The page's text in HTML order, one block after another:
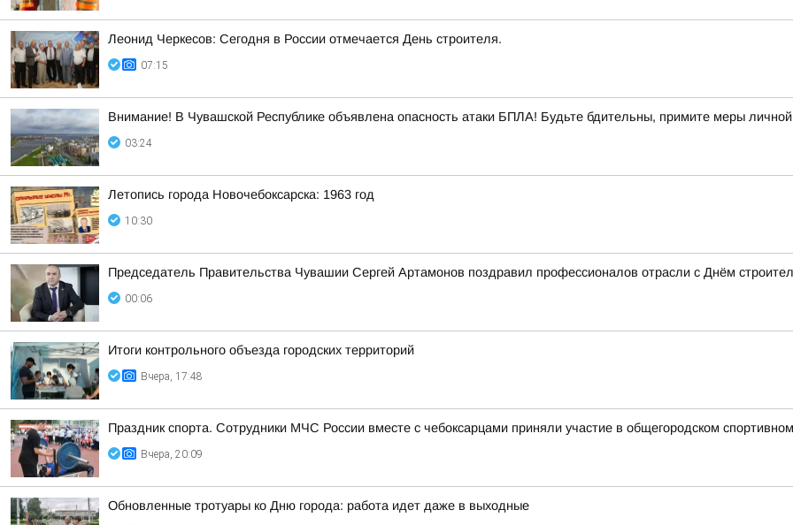
Леонид Черкесов: Сегодня в России отмечается День строителя.
07:15
Внимание! В Чувашской Республике объявлена опасность атаки БПЛА! Будьте бдительны, примите меры личной
03:24
Летопись города Новочебоксарска: 1963 год
10:30
Председатель Правительства Чувашии Сергей Артамонов поздравил профессионалов отрасли с Днём
00:06
Итоги контрольного объезда городских территорий
Вчера, 17:48
Праздник спорта. Сотрудники МЧС России вместе с чебоксарцами приняли участие в общегородском
Вчера, 20:09
Обновленные тротуары ко Дню города: работа идет даже в выходные